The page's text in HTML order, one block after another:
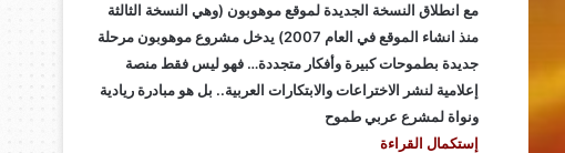
مع انطلاق النسخة الجديدة لموقع موهوبون (وهي النسخة الثالثة
منذ انشاء الموقع في العام 2007) يدخل مشروع موهوبون مرحلة
جديدة بطموحات كبيرة وأفكار متجددة… فهو ليس فقط منصة
إعلامية لنشر الاختراعات والابتكارات العربية.. بل هو مبادرة ريادية
ونواة لمشرع عربي طموح
إستكمال القراءة